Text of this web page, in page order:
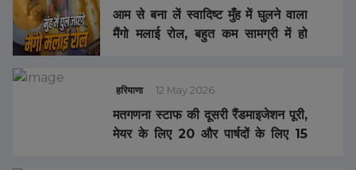
आम से बना लें स्वादिष्ट मुँह में घुलने वाला
मैंगो मलाई रोल, बहुत कम सामग्री में हो
हरियाणा 12 May 2026
मतगणना स्टाफ की दूसरी रैंडमाइजेशन पूरी,
मेयर के लिए 20 और पार्षदों के लिए 15